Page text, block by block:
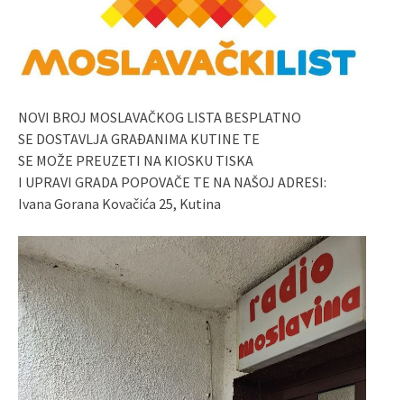
NOVI BROJ MOSLAVAČKOG LISTA BESPLATNO
SE DOSTAVLJA GRAĐANIMA KUTINE TE
SE MOŽE PREUZETI NA KIOSKU TISKA
I UPRAVI GRADA POPOVAČE TE NA NAŠOJ ADRESI:
Ivana Gorana Kovačića 25, Kutina